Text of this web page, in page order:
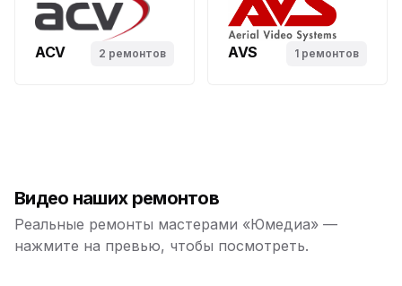
ACV 2 ремонтов AVS 1 ремонтов
Видео наших ремонтов
Реальные ремонты мастерами «Юмедиа» —
нажмите на превью, чтобы посмотреть.